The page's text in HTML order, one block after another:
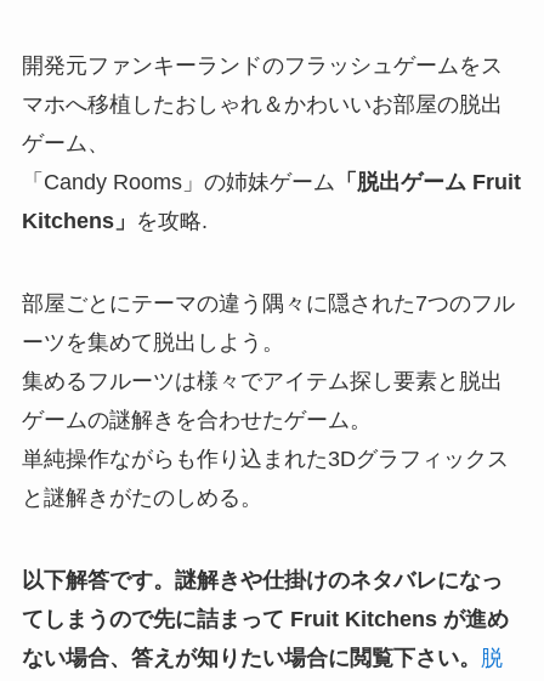
開発元ファンキーランドのフラッシュゲームをス
マホへ移植したおしゃれ＆かわいいお部屋の脱出
ゲーム、
「Candy Rooms」の姉妹ゲーム 「脱出ゲーム Fruit
Kitchens」 を攻略.
部屋ごとにテーマの違う隅々に隠された7つのフル
ーツを集めて脱出しよう。
集めるフルーツは様々でアイテム探し要素と脱出
ゲームの謎解きを合わせたゲーム。
単純操作ながらも作り込まれた3Dグラフィックス
と謎解きがたのしめる。
以下解答です。謎解きや仕掛けのネタバレになっ
てしまうので先に詰まって Fruit Kitchens が進め
ない場合、答えが知りたい場合に閲覧下さい。 脱